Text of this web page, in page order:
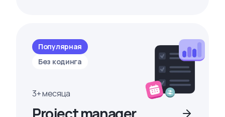
Популярная
Без кодинга
3+ месяца